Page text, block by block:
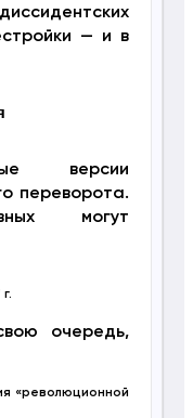
— и в
версии
переворота.
могут
очередь,
«революционной